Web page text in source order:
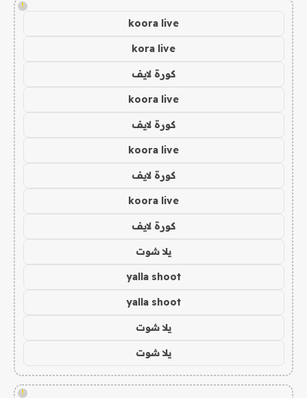
!
koora live
kora live
كورة لايف
koora live
كورة لايف
koora live
كورة لايف
koora live
كورة لايف
يلا شوت
yalla shoot
yalla shoot
يلا شوت
يلا شوت
!